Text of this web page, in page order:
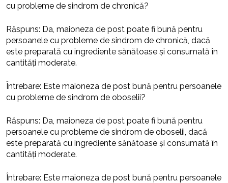
cu probleme de sindrom de chronică?
Răspuns: Da, maioneza de post poate fi bună pentru
persoanele cu probleme de sindrom de chronică, dacă
este preparată cu ingrediente sănătoase și consumată în
cantități moderate.
Întrebare: Este maioneza de post bună pentru persoanele
cu probleme de sindrom de oboselii?
Răspuns: Da, maioneza de post poate fi bună pentru
persoanele cu probleme de sindrom de oboselii, dacă
este preparată cu ingrediente sănătoase și consumată în
cantități moderate.
Întrebare: Este maioneza de post bună pentru persoanele